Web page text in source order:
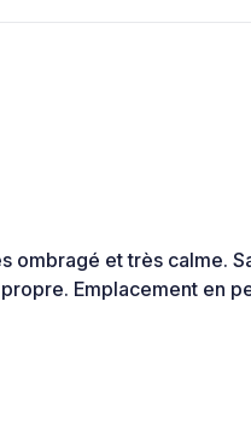
ombragé et très calme.
Emplacement en